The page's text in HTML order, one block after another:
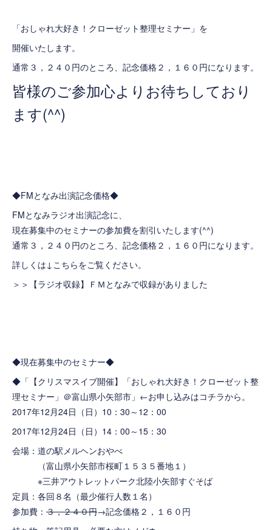
「おしゃれ大好き！クローゼット整理セミナー」を
開催いたします。
通常３，２４０円のところ、記念価格２，１６０円になります。
皆様のご参加心よりお待ちしており
ます(^^)
◆FMとなみ出演記念価格◆
FMとなみラジオ出演記念に、
現在募集中のセミナーの参加費を割引いたします(^^)
通常３，２４０円のところ、記念価格２，１６０円になります。
詳しくは↓こちらをご覧ください。
＞＞ 【ラジオ収録】ＦＭとなみで収録がありました
◆現在募集中のセミナー◆
◆「 【クリスマスイブ開催】「おしゃれ大好き！クローゼット整
理セミナー」＠富山県小矢部市 」←お申し込みはコチラから。
2017年12月24日（日）10：30～12：00
2017年12月24日（日）14：00～15：30
会場： 道の駅メルヘンおやべ
（富山県小矢部市桜町１５３５番地１）
※三井アウトレットパーク北陸小矢部すぐそば
定員：各回８名（最少催行人数１名）
参加費： ３，２４０円→記念価格２，１６０円